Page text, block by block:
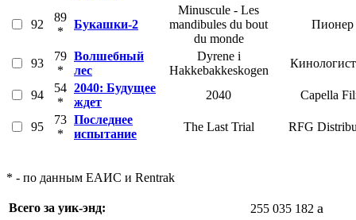
92
89
*
Букашки-2
Minuscule - Les
mandibules du bout
du monde
Пионер
93
79
*
Волшебный
лес
Dyrene i
Hakkebakkeskogen
94
54
*
2040: Будущее
ждет
2040 Capella
95
73
*
Последнее
испытание
The Last Trial RFG
* - по данным ЕАИС и Rentrak
Всего за уик-энд: 255 035 182 a